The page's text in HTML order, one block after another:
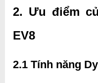
2. Ưu điểm
EV8
2.1 Tính năng